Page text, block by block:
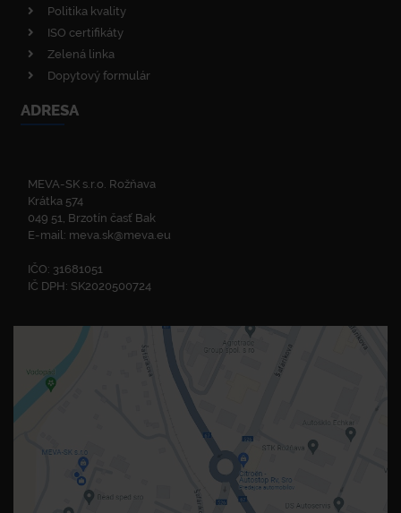
Politika kvality
ISO certifikáty
Zelená linka
Dopytový formulár
ADRESA
MEVA-SK s.r.o. Rožňava
Krátka 574
049 51, Brzotín časť Bak
E-mail: meva.sk@meva.eu
IČO: 31681051
IČ DPH: SK2020500724